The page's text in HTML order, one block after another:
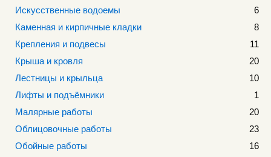
Искусственные водоемы
6
Каменная и кирпичные кладки
8
Крепления и подвесы
11
Крыша и кровля
20
Лестницы и крыльца
10
Лифты и подъёмники
1
Малярные работы
20
Облицовочные работы
23
Обойные работы
16